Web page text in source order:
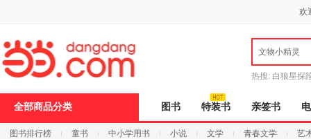
打
开
无
障
页
欢
文物小精灵
热搜: 白狼星探
全部商品分类 图书 特装书 亲签书
图书排行榜 童书 中小学用书 小说 文学 青春文学 艺